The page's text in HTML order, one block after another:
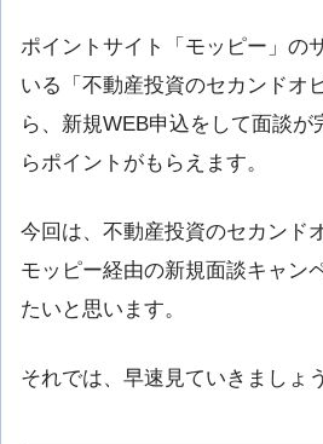
ポイントサイト「モッピー」の
いる「不動産投資のセカンドオ
ら、新規WEB申込をして面談
らポイントがもらえます。
今回は、不動産投資のセカンド
モッピー経由の新規面談キャン
たいと思います。
それでは、早速見ていきましょう